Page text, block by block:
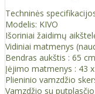
Techninės
Modelis: KIVO
Išoriniai žaidimų
Vidiniai matmenys
Bendras aukštis : 65 cm
Įėjimo matmenys : 43
Plieninio vamzdžio
Vamzdžio su